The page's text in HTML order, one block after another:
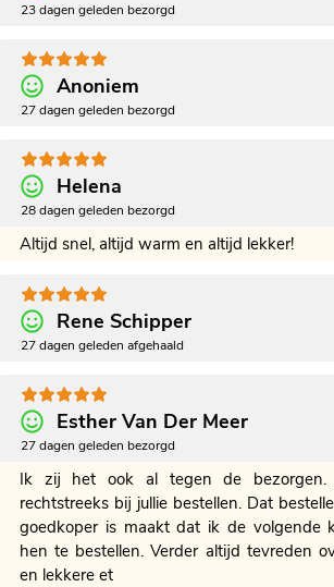
23 dagen geleden bezorgd
Anoniem
27 dagen geleden bezorgd
Helena
28 dagen geleden bezorgd
Altijd snel, altijd warm en altijd lekker!
Rene Schipper
27 dagen geleden afgehaald
Esther Van Der Meer
27 dagen geleden bezorgd
Ik zij het ook al tegen de bezorgen.
rechtstreeks bij jullie bestellen. Dat
goedkoper is maakt dat ik de volgende
hen te bestellen. Verder altijd tevreden
en lekkere et